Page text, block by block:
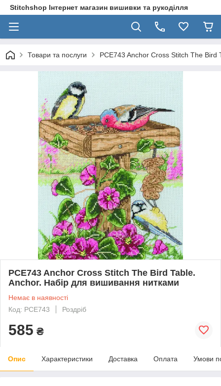
Stitchshop Інтернет магазин вишивки та рукоділля
Товари та послуги PCE743 Anchor Cross Stitch The Bird
PCE743 Anchor Cross Stitch The Bird Table.
Anchor. Набір для вишивання нитками
Немає в наявності
Код: PCE743
Роздріб
585 ₴
Опис Характеристики Доставка Оплата Умови